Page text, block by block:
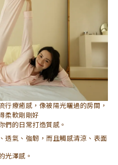
行療癒感，像被陽光曬過的房間，
柔軟剛剛好
們的日常打造質感。
透氣、強韌，而且觸感清涼、表面
光澤感。